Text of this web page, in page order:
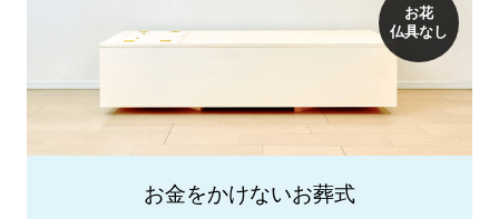
お花
仏具なし
お金をかけないお葬式